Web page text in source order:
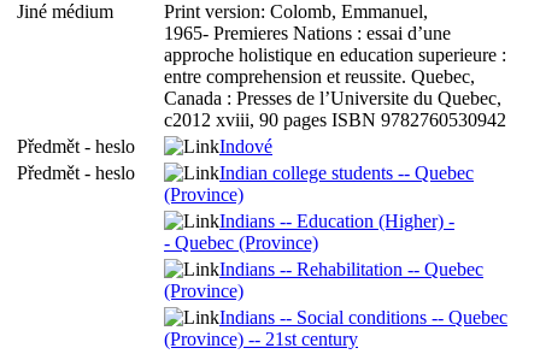
Jiné médium
Print version: Colomb, Emmanuel,
1965- Premieres Nations : essai d’une
approche holistique en education superieure :
entre comprehension et reussite. Quebec,
Canada : Presses de l’Universite du Quebec,
c2012 xviii, 90 pages ISBN 9782760530942
Předmět - heslo
Indové
Předmět - heslo
Indian college students -- Quebec
(Province)
Indians -- Education (Higher) -
- Quebec (Province)
Indians -- Rehabilitation -- Quebec
(Province)
Indians -- Social conditions -- Quebec
(Province) -- 21st century